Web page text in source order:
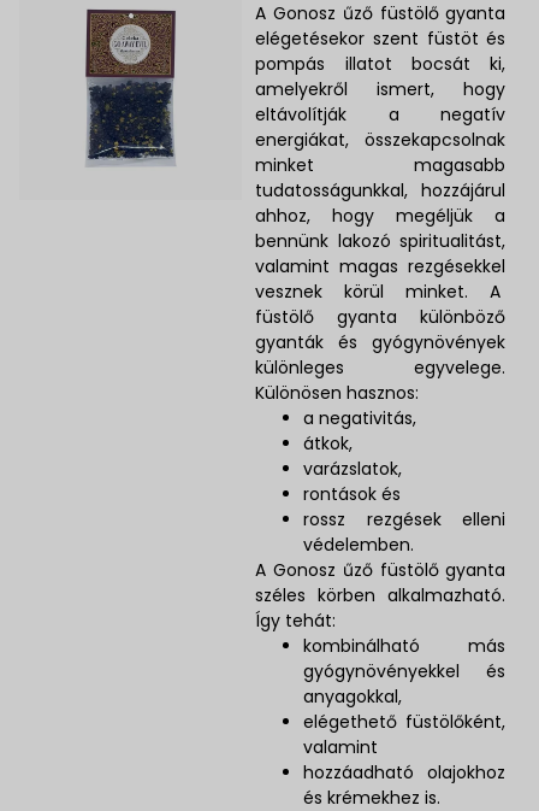
A Gonosz űző füstölő gyanta
elégetésekor szent füstöt és
pompás illatot bocsát ki,
amelyekről ismert, hogy
eltávolítják a negatív
energiákat, összekapcsolnak
minket magasabb
tudatosságunkkal, hozzájárul
ahhoz, hogy megéljük a
bennünk lakozó spiritualitást,
valamint magas rezgésekkel
vesznek körül minket. A
füstölő gyanta különböző
gyanták és gyógynövények
különleges egyvelege.
Különösen hasznos:
a negativitás,
átkok,
varázslatok,
rontások és
rossz rezgések elleni
védelemben.
A Gonosz űző füstölő gyanta
széles körben alkalmazható.
Így tehát:
kombinálható más
gyógynövényekkel és
anyagokkal,
elégethető füstölőként,
valamint
hozzáadható olajokhoz
és krémekhez is.